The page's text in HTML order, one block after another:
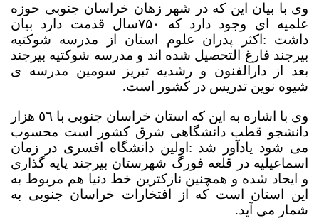
وی با بیان این که در شهر زهان خراسان جنوبی حوزه
علمیه ای وجود دارد که
۷۵۰سال قدمت دارد بیان
داشت :اکثر پدران علوم استان از مدرسه شوکتیه
بیرجند فارغ التحصیل شده اند و مدرسه شوکتیه بیرجند
بعد از دارالفنون و رشدیه تبریز سومین مدرسه ی
شیوه نوین تدریس در کشور است.
وی با اشاره به این که استان خراسان جنوبی با ٥٦ هزار
دانشجو قطب دانشگاهی شرق کشور است محسوب
می شود یادآور شد :اولین دانشگاه افسری در زمان
اسماعیلیه در قلعه فورگ شهرستان بیرجند پایه گذاری
و ایجاد شده و همچنین نازکترین خط دنیا هم مربوط به
این استان است که از افتخارات خراسان جنوبی به
شمار می آید.